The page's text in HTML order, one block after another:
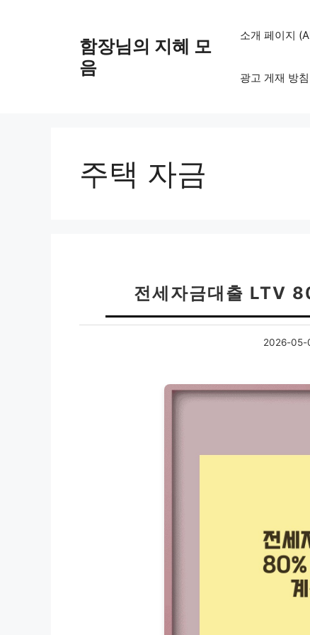
함장님의 지혜 모
음
소개 페이지
광고 게재 방
주택 자금
전세자금대출 LTV
2026-05-